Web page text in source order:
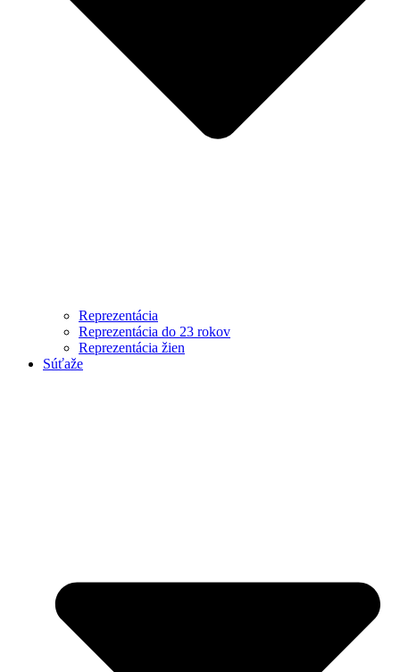
Reprezentácia
Reprezentácia do 23 rokov
Reprezentácia žien
Súťaže